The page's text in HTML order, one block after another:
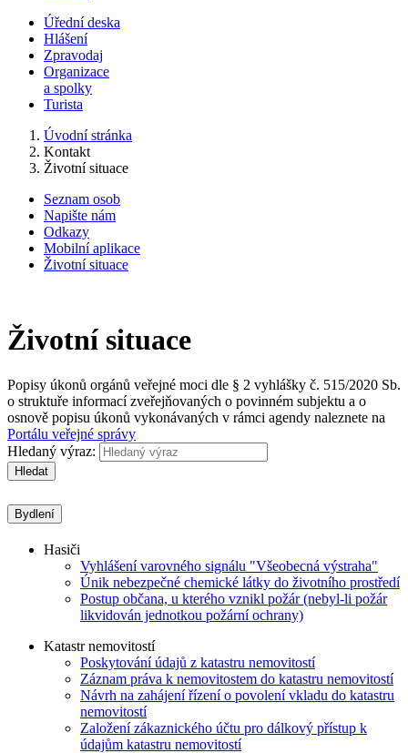
Úřední deska
Hlášení
Zpravodaj
Organizace
a spolky
Turista
Úvodní stránka
Kontakt
Životní situace
Seznam osob
Napište nám
Odkazy
Mobilní aplikace
Životní situace
Životní situace
Popisy úkonů orgánů veřejné moci dle § 2 vyhlášky č. 515/2020 Sb.
o struktuře informací zveřejňovaných o povinném subjektu a o
osnově popisu úkonů vykonávaných v rámci agendy naleznete na
Portálu veřejné správy
Hledaný výraz:
Hledat
Bydlení
Hasiči
Vyhlášení varovného signálu "Všeobecná výstraha"
Únik nebezpečné chemické látky do životního prostředí
Postup občana, u kterého vznikl požár (nebyl-li požár
likvidován jednotkou požární ochrany)
Katastr nemovitostí
Poskytování údajů z katastru nemovitostí
Záznam práva k nemovitostem do katastru nemovitostí
Návrh na zahájení řízení o povolení vkladu do katastru
nemovitostí
Založení zákaznického účtu pro dálkový přístup k
údajům katastru nemovitostí